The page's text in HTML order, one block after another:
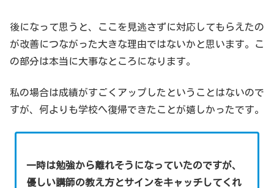
後になって思うと、ここを見逃さずに対応してもらえたの
が改善につながった大きな理由ではないかと思います。こ
の部分は本当に大事なところになります。
私の場合は成績がすごくアップしたということはないので
すが、何よりも学校へ復帰できたことが嬉しかったです。
一時は勉強から離れそうになっていたのですが、
優しい講師の教え方とサインをキャッチしてくれ